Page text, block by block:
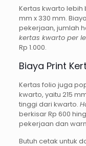
Kertas kwarto lebih
mm x 330 mm.
pekerjaan, jumlah
kertas kwarto per
Rp 1.000.
Biaya Print
Kertas folio juga
kwarto, yaitu 215
tinggi dari kwarto.
berkisar Rp 600
pekerjaan dan
Butuh cetak untuk